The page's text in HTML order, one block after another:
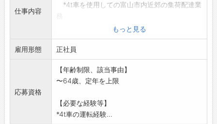
仕事内容
*4t車を使用しての富山市内近郊の集荷配達業
(1日20～30件程度)
*フォークリフト使用
※経験・未経験を問わず、1～2ヶ月添乗指導を
受けてから一人乗
り業務となります。
【働きやすい職場認証事業者】採用後、業務内
もっと見る
雇用形態 正社員
応募資格
【年齢制限、該当事由】
〜64歳、定年を上限
【必要な経験等】
*4t車の運転経験...